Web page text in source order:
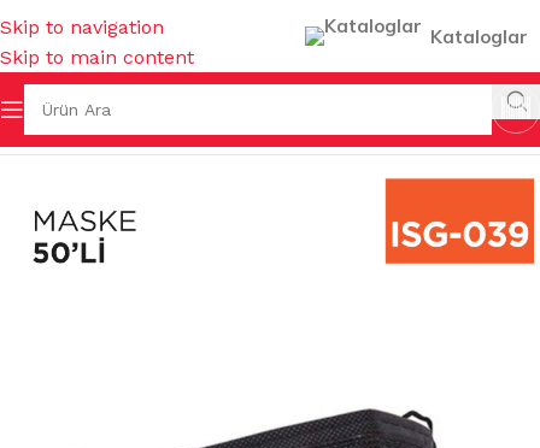
Skip to navigation
Skip to main content
Kataloglar
/İŞ GÜVENLİĞİ & HIRDAVAT TEK KULLANIMLIK ÜRÜNLER